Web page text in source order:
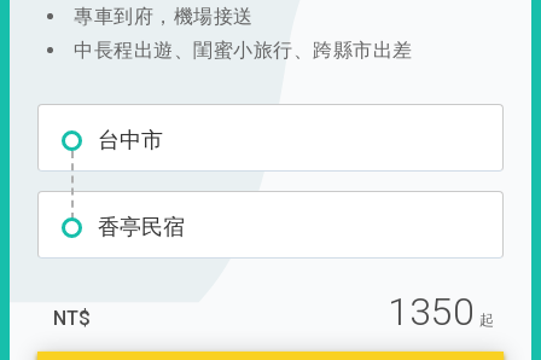
專車到府，機場接送
中長程出遊、閨蜜小旅行、跨縣市出差
台中市
香亭民宿
NT$ 1350 起